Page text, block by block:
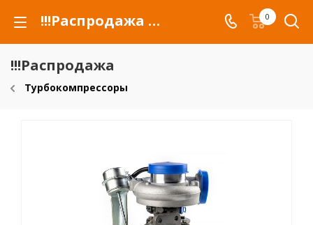
!!!Распродажа для автомобилей российских марок и сельхозтехники 0
!!!Распродажа
Турбокомпрессоры